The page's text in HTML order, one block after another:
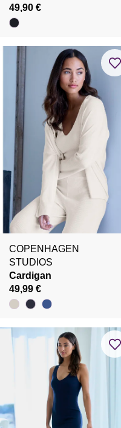
49,90 €
COPENHAGEN
STUDIOS
Cardigan
49,99 €